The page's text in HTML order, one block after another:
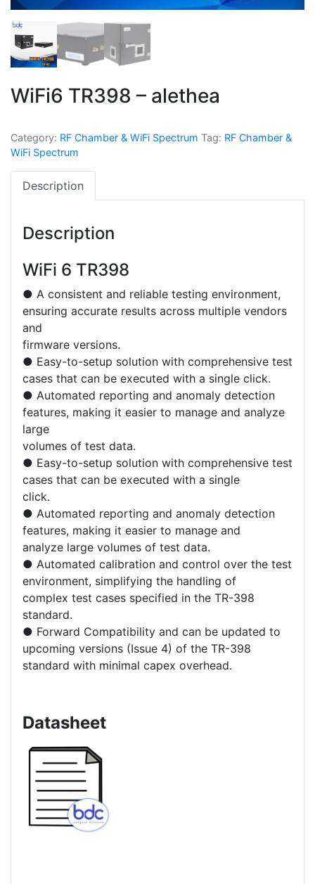
WiFi6 TR398 – alethea
Category: RF Chamber & WiFi Spectrum Tag: RF Chamber &
WiFi Spectrum
Description
Description
WiFi 6 TR398
● A consistent and reliable testing environment,
ensuring accurate results across multiple vendors
and
firmware versions.
● Easy-to-setup solution with comprehensive test
cases that can be executed with a single click.
● Automated reporting and anomaly detection
features, making it easier to manage and analyze
large
volumes of test data.
● Easy-to-setup solution with comprehensive test
cases that can be executed with a single
click.
● Automated reporting and anomaly detection
features, making it easier to manage and
analyze large volumes of test data.
● Automated calibration and control over the test
environment, simplifying the handling of
complex test cases specified in the TR-398
standard.
● Forward Compatibility and can be updated to
upcoming versions (Issue 4) of the TR-398
standard with minimal capex overhead.
Datasheet